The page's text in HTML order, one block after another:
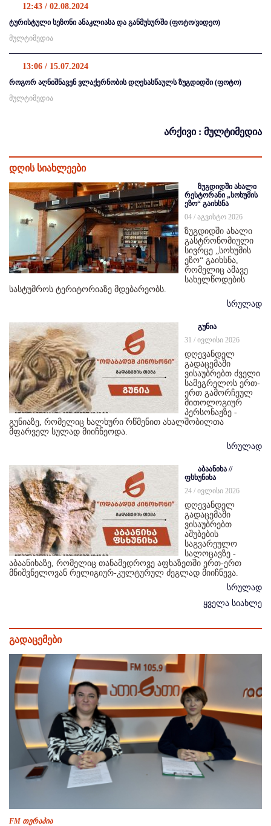
12:43 / 02.08.2024
ტურისტული სეზონი ანაკლიასა და განმუხურში (ფოტო/ვიდეო)
მულტიმედია
13:06 / 15.07.2024
როგორ აღნიშნავენ ვლაქერნობის დღესასწაულს ზუგდიდში (ფოტო)
მულტიმედია
არქივი : მულტიმედია
დღის სიახლეები
ზუგდიდში ახალი
რესტორანი „სოხუმის
ეზო“ გაიხსნა
04 / აგვისტო 2026
ზუგდიდში ახალი
გასტრონომიული
სივრცე „სოხუმის
ეზო“ გაიხსნა,
რომელიც ამავე
სახელწოდების
სასტუმროს ტერიტორიაზე მდებარეობს.
სრულად
გუნია
31 / ივლისი 2026
დღევანდელ
გადაცემაში
ვისაუბრებთ ძველი
სამეგრელოს ერთ-
ერთ გამორჩეულ
მითოლოგიურ
პერსონაჟზე -
გუნიაზე, რომელიც ხალხური რწმენით ახალშობილთა
მფარველ სულად მიიჩნეოდა.
სრულად
აბაანიხა //
ფსხუნიხა
24 / ივლისი 2026
დღევანდელ
გადაცემაში
ვისაუბრებთ
აშუბების
საგვარეულო
სალოცავზე -
აბაანიხაზე, რომელიც თანამედროვე აფხაზეთში ერთ-ერთ
მნიშვნელოვან რელიგიურ-კულტურულ ძეგლად მიიჩნევა.
სრულად
ყველა სიახლე
გადაცემები
FM თერაპია